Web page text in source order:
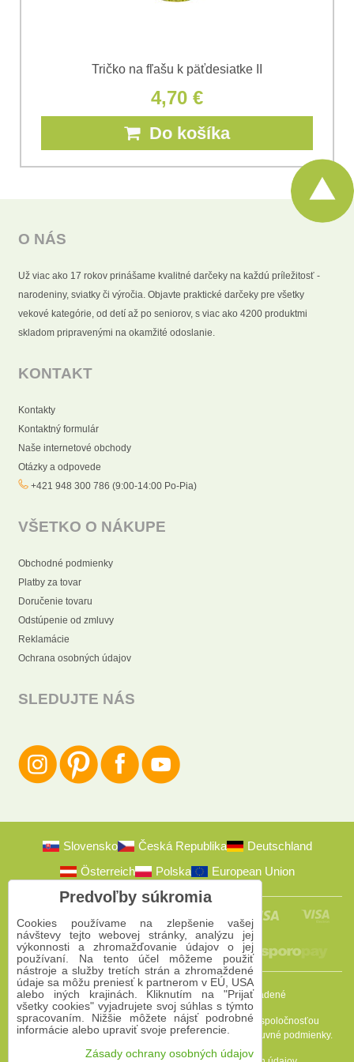
Tričko na fľašu k päťdesiatke II
4,70 €
Do košíka
O NÁS
Už viac ako 17 rokov prinášame kvalitné darčeky na každú príležitosť -
narodeniny, sviatky či výročia. Objavte praktické darčeky pre všetky
vekové kategórie, od detí až po seniorov, s viac ako 4200 produktmi
skladom pripravenými na okamžité odoslanie.
KONTAKT
Kontakty
Kontaktný formulár
Naše internetové obchody
Otázky a odpovede
+421 948 300 786 (9:00-14:00 Po-Pia)
VŠETKO O NÁKUPE
Obchodné podmienky
Platby za tovar
Doručenie tovaru
Odstúpenie od zmluvy
Reklamácie
Ochrana osobných údajov
SLEDUJTE NÁS
Slovensko Česká Republika
Deutschland
Österreich
Polska European Union
2009-2026 © Bomba s.r.o.Všetky práva vyhradené
Táto stránka je chránená programom reCAPTCHA a spoločnosťou
Google. PlatiaPravidlá ochrany osobných údajov Zmluvné podmienky.
Predvoľby súkromia
Cookies používame na zlepšenie vašej
návštevy tejto webovej stránky, analýzu jej
výkonnosti a zhromažďovanie údajov o jej
používaní. Na tento účel môžeme použiť
nástroje a služby tretích strán a zhromaždené
údaje sa môžu preniesť k partnerom v EÚ, USA
alebo iných krajinách. Kliknutím na "Prijať
všetky cookies" vyjadrujete svoj súhlas s týmto
spracovaním. Nižšie môžete nájsť podrobné
informácie alebo upraviť svoje preferencie.
Zásady ochrany osobných údajov